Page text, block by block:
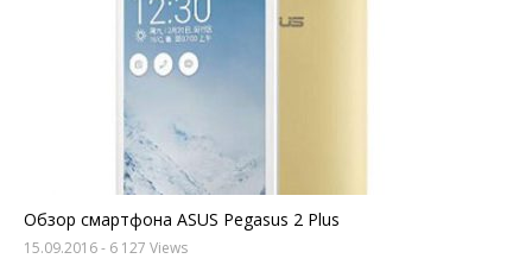
Обзор смартфона ASUS Pegasus 2 Plus
15.09.2016- 6 127 Views